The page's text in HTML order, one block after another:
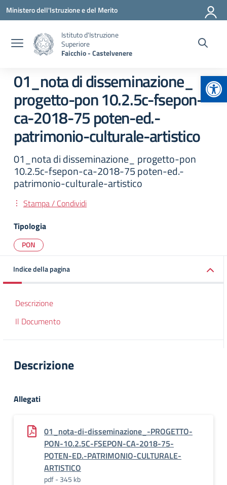
Vai ai contenuti
Vai al menu di navigazione
Vai al footer
Ministero dell'Istruzione e del Merito
Istituto d'Istruzione
Superiore
Faicchio - Castelvenere
01_nota di disseminazione_
progetto-pon 10.2.5c-fsepon-
ca-2018-75 poten-ed.-
patrimonio-culturale-artistico
01_nota di disseminazione_ progetto-pon
10.2.5c-fsepon-ca-2018-75 poten-ed.-
patrimonio-culturale-artistico
Stampa / Condividi
Tipologia
PON
Indice della pagina
Descrizione
Il Documento
Descrizione
Allegati
01_nota-di-disseminazione_-PROGETTO-
PON-10.2.5C-FSEPON-CA-2018-75-
POTEN-ED.-PATRIMONIO-CULTURALE-
ARTISTICO
pdf - 345 kb